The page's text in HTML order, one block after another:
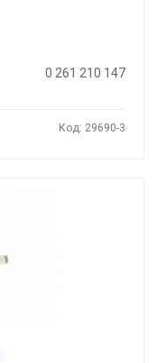
0 261 210 147
Код: 29690-3